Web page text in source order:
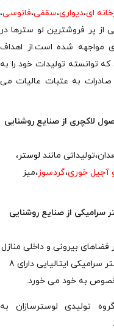
ای،دیواری،سقفی،فانوسی،
از پر فروشترین لو سترها در
مواجهه شده است.از اهداف
توانسته تولیدات خود را به
صادرات به عتبات عالیات می
ایتالیایی 4000 یک محصول لاکچری از صنایع روشنایی
مانند لوستر،
آجیل خوری،گردسوز،میز
4000 از دسته لوستر سرامیکی از صنایع روشنایی
4000 را می توان در فضاهای بیرونی و داخلی منازل
و دفاتر و هم چنین مطب ها استفاده کرد.لوستر سرامیکی ایتالیایی دارای 8
به خود می خورد.
تولیدی لوسترسازان به